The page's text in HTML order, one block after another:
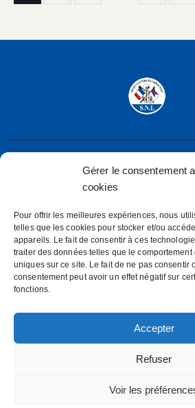
Gérer le consentement
cookies
Pour offrir les meilleures expériences, nous
telles que les cookies pour stocker et/ou
appareils. Le fait de consentir à ces
traiter des données telles que le
uniques sur ce site. Le fait de ne pas consentir
consentement peut avoir un effet négatif sur
fonctions.
Accepter
Refuser
Voir les
Société Nautique de
rue de la Frégate – 56260
secretaire@snl.bzh
Mentions Légales
Politiques des cookies
SOCIETE NAUTIQUE DE